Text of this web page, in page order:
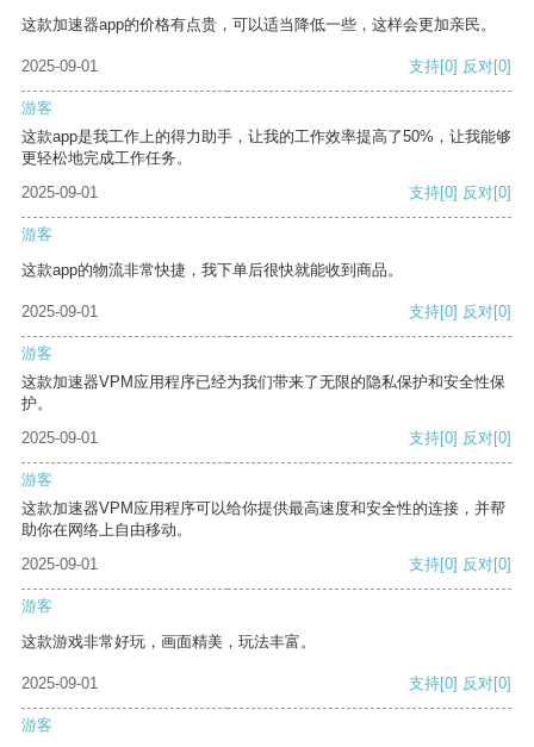
这款加速器app的价格有点贵，可以适当降低一些，这样会更加亲民。
2025-09-01 支持[0] 反对[0]
游客
这款app是我工作上的得力助手，让我的工作效率提高了50%，让我能够
更轻松地完成工作任务。
2025-09-01
支持[0] 反对[0]
游客
这款app的物流非常快捷，我下单后很快就能收到商品。
2025-09-01 支持[0] 反对[0]
游客
这款加速器VPM应用程序已经为我们带来了无限的隐私保护和安全性保
护。
2025-09-01
支持[0] 反对[0]
游客
这款加速器VPM应用程序可以给你提供最高速度和安全性的连接，并帮
助你在网络上自由移动。
2025-09-01
支持[0] 反对[0]
游客
这款游戏非常好玩，画面精美，玩法丰富。
2025-09-01 支持[0] 反对[0]
游客